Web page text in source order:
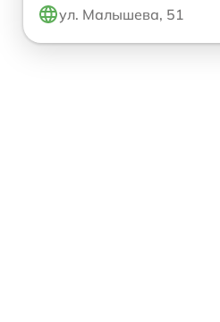
ул. Малышева, 51